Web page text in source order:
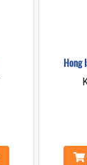
Hong